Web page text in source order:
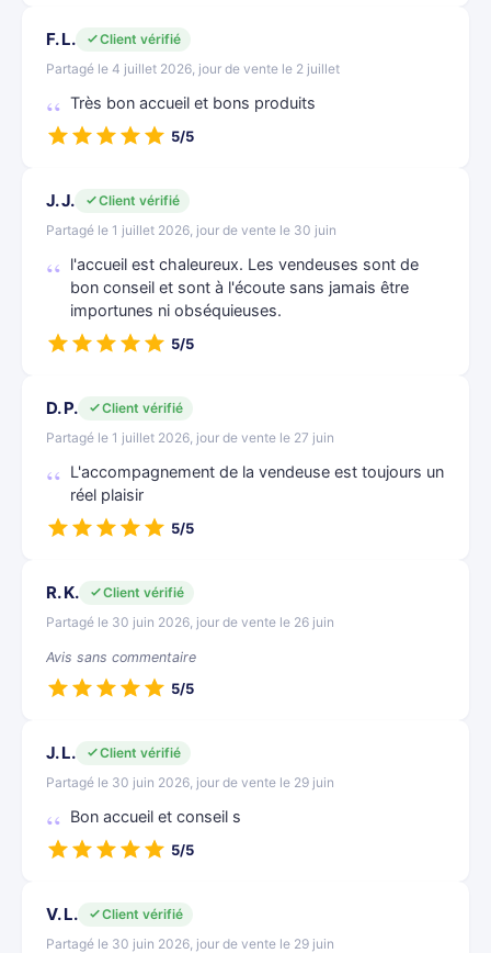
F. L.
Client vérifié
Partagé le 4 juillet 2026, jour de vente le 2 juillet
Très bon accueil et bons produits
5/5
J. J.
Client vérifié
Partagé le 1 juillet 2026, jour de vente le 30 juin
l'accueil est chaleureux. Les vendeuses sont de
bon conseil et sont à l'écoute sans jamais être
importunes ni obséquieuses.
5/5
D. P.
Client vérifié
Partagé le 1 juillet 2026, jour de vente le 27 juin
L'accompagnement de la vendeuse est toujours un
réel plaisir
5/5
R. K.
Client vérifié
Partagé le 30 juin 2026, jour de vente le 26 juin
Avis sans commentaire
5/5
J. L.
Client vérifié
Partagé le 30 juin 2026, jour de vente le 29 juin
Bon accueil et conseil s
5/5
V. L.
Client vérifié
Partagé le 30 juin 2026, jour de vente le 29 juin